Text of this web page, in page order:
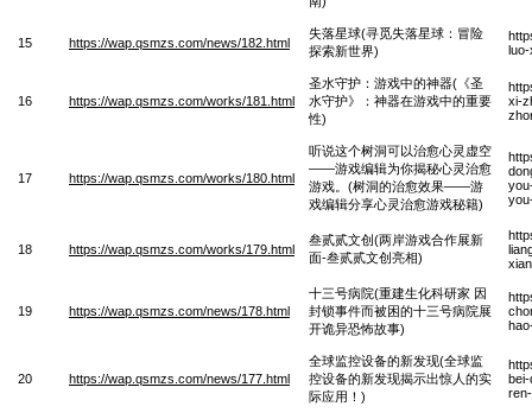
15 https://wap.qsmzs.com/news/182.html
失落星球(寻觅失落星球：冒险
探索新世界)
16 https://wap.qsmzs.com/works/181.html
圣水守护：游戏中的神器(《圣
水守护》：神器在游戏中的重要
性)
xi-
17 https://wap.qsmzs.com/works/180.html
听说这个树洞可以治愈心灵虚空
——游戏编辑为你揭秘心灵治愈
游戏。(树洞的治愈效果——游
戏编辑分享心灵治愈游戏秘籍)
18 https://wap.qsmzs.com/works/179.html
叁贰贰文创(两岸游戏合作展新
面-叁贰贰文创亮相)
19 https://wap.qsmzs.com/news/178.html
十三号病院(重建生化科研家 因
封锁事件而被困的十三号病院展
开诡异恐怖故事)
20 https://wap.qsmzs.com/news/177.html
全球监控设备的新发现(全球监
控设备的新发现揭示出惊人的实
际应用！)